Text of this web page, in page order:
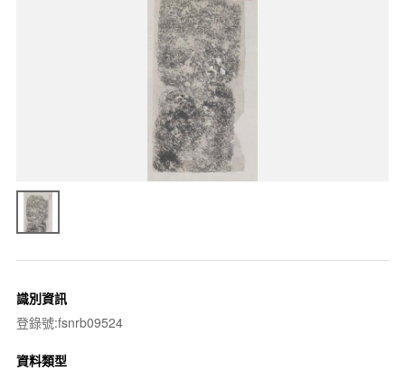
識別資訊
登錄號:fsnrb09524
資料類型